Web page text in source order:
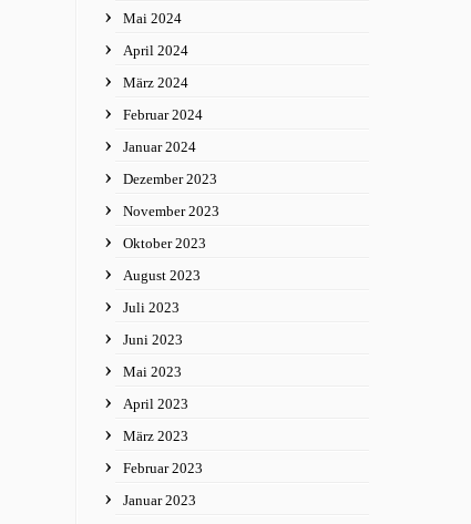
Mai 2024
April 2024
März 2024
Februar 2024
Januar 2024
Dezember 2023
November 2023
Oktober 2023
August 2023
Juli 2023
Juni 2023
Mai 2023
April 2023
März 2023
Februar 2023
Januar 2023